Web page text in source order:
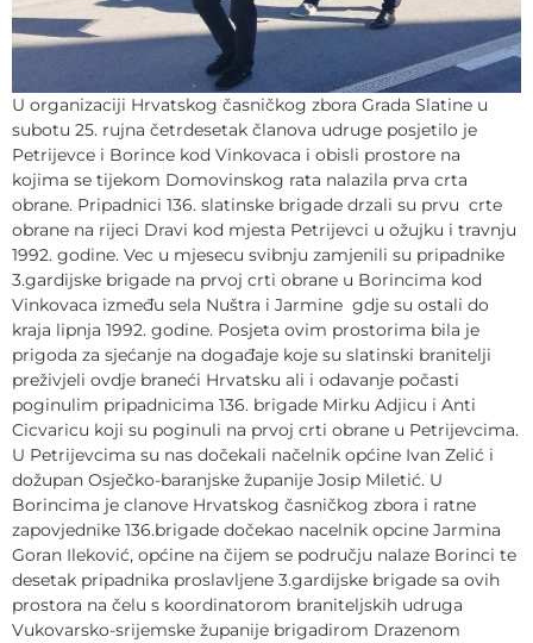
U organizaciji Hrvatskog časničkog zbora Grada Slatine u
subotu 25. rujna četrdesetak članova udruge posjetilo je
Petrijevce i Borince kod Vinkovaca i obisli prostore na
kojima se tijekom Domovinskog rata nalazila prva crta
obrane. Pripadnici 136. slatinske brigade drzali su prvu crte
obrane na rijeci Dravi kod mjesta Petrijevci u ožujku i travnju
1992. godine. Vec u mjesecu svibnju zamjenili su pripadnike
3.gardijske brigade na prvoj crti obrane u Borincima kod
Vinkovaca između sela Nuštra i Jarmine gdje su ostali do
kraja lipnja 1992. godine. Posjeta ovim prostorima bila je
prigoda za sjećanje na događaje koje su slatinski branitelji
preživjeli ovdje braneći Hrvatsku ali i odavanje počasti
poginulim pripadnicima 136. brigade Mirku Adjicu i Anti
Cicvaricu koji su poginuli na prvoj crti obrane u Petrijevcima.
U Petrijevcima su nas dočekali načelnik općine Ivan Zelić i
dožupan Osječko-baranjske županije Josip Miletić. U
Borincima je clanove Hrvatskog časničkog zbora i ratne
zapovjednike 136.brigade dočekao nacelnik opcine Jarmina
Goran Ileković, općine na čijem se području nalaze Borinci te
desetak pripadnika proslavljene 3.gardijske brigade sa ovih
prostora na čelu s koordinatorom braniteljskih udruga
Vukovarsko-srijemske županije brigadirom Drazenom